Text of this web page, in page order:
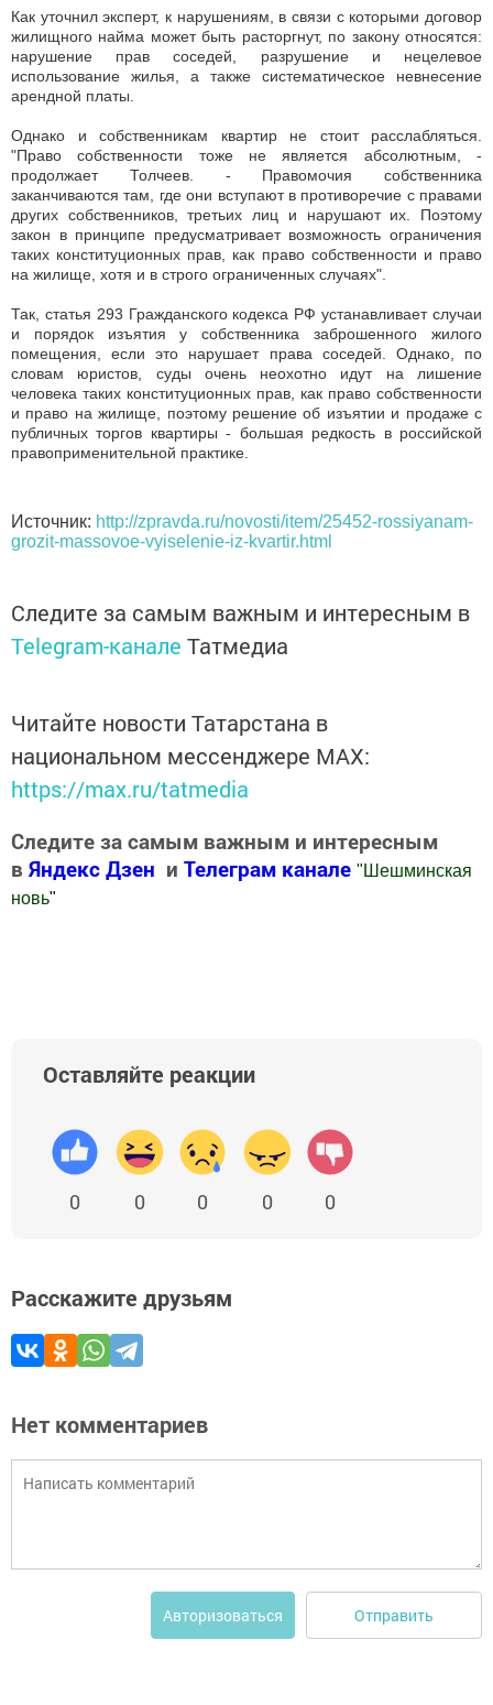
Как уточнил эксперт, к нарушениям, в связи с которыми договор
жилищного найма может быть расторгнут, по закону относятся:
нарушение прав соседей, разрушение и нецелевое
использование жилья, а также систематическое невнесение
арендной платы.
Однако и собственникам квартир не стоит расслабляться.
"Право собственности тоже не является абсолютным, -
продолжает Толчеев. - Правомочия собственника
заканчиваются там, где они вступают в противоречие с правами
других собственников, третьих лиц и нарушают их. Поэтому
закон в принципе предусматривает возможность ограничения
таких конституционных прав, как право собственности и право
на жилище, хотя и в строго ограниченных случаях".
Так, статья 293 Гражданского кодекса РФ устанавливает случаи
и порядок изъятия у собственника заброшенного жилого
помещения, если это нарушает права соседей. Однако, по
словам юристов, суды очень неохотно идут на лишение
человека таких конституционных прав, как право собственности
и право на жилище, поэтому решение об изъятии и продаже с
публичных торгов квартиры - большая редкость в российской
правоприменительной практике.
Источник: http://zpravda.ru/novosti/item/25452-rossiyanam-
grozit-massovoe-vyiselenie-iz-kvartir.html
Следите за самым важным и интересным в
Telegram-канале Татмедиа
Читайте новости Татарстана в
национальном мессенджере MАХ:
https://max.ru/tatmedia
Следите за самым важным и интересным
в Яндекс Дзен и Телеграм канале " Шешминская
новь"
Оставляйте реакции
0 0 0 0 0
Расскажите друзьям
Нет комментариев
Авторизоваться Отправить